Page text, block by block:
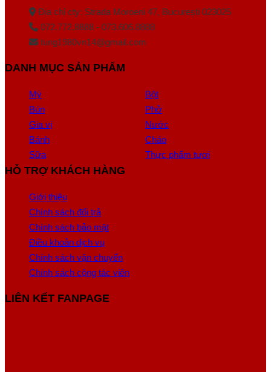
Địa chỉ cty: Strada Moroeni 47, București 023025
072.772.8888 - 073.606.8888
tung1980vn14@gmail.com
DANH MỤC SẢN PHẨM
Mỳ
Bột
Bún
Phở
Gia vị
Nước
Bánh
Cháo
Sữa
Thực phẩm tươi
HỖ TRỢ KHÁCH HÀNG
Giới thiệu
Chính sách đổi trả
Chính sách bảo mật
Điều khoản dịch vụ
Chính sách vận chuyển
Chính sách cộng tác viên
LIÊN KẾT FANPAGE